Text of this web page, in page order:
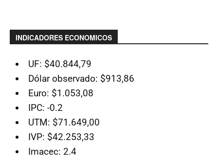
INDICADORES ECONOMICOS
UF: $40.844,79
Dólar observado: $913,86
Euro: $1.053,08
IPC: -0.2
UTM: $71.649,00
IVP: $42.253,33
Imacec: 2.4